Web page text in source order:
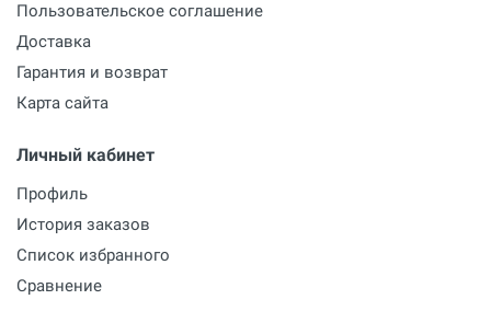
Пользовательское соглашение
Доставка
Гарантия и возврат
Карта сайта
Личный кабинет
Профиль
История заказов
Список избранного
Сравнение